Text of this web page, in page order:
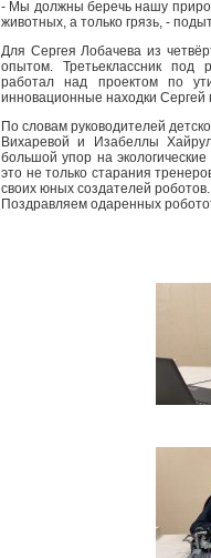
- Мы должны беречь нашу
животных, а только грязь, -
Для Сергея Лобачева из
опытом. Третьеклассник под
работал над проектом по
инновационные находки Сергей
По словам руководителей
Вихаревой и Изабеллы
большой упор на
это не только старания
своих юных создателей роботов.
Поздравляем одаренных